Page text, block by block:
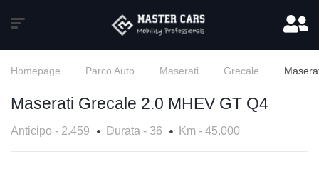
Homepage Parco Auto Maserati Grecale
Maserati Grecale 2.0 MHEV GT Q4
Anticipo - 2.459 Durata - 36 Km - 45.000